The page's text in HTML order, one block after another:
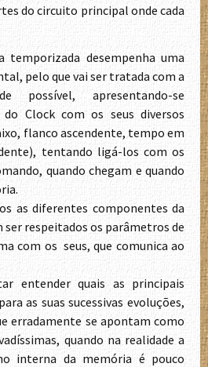
do circuito principal onde cada
temporizada desempenha uma
pelo que vai ser tratada com a
possível, apresentando-se
Clock com os seus diversos
flanco ascendente, tempo em
tentando ligá-los com os
quando chegam e quando
as diferentes componentes da
ser respeitados os parâmetros de
com os seus, que comunica ao
entender quais as principais
as suas sucessivas evoluções,
erradamente se apontam como
quando na realidade a
interna da memória é pouco